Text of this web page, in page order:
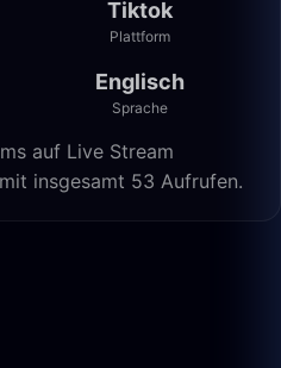
Tiktok
Plattform
Englisch
Sprache
auf Live Stream
insgesamt 53 Aufrufen.